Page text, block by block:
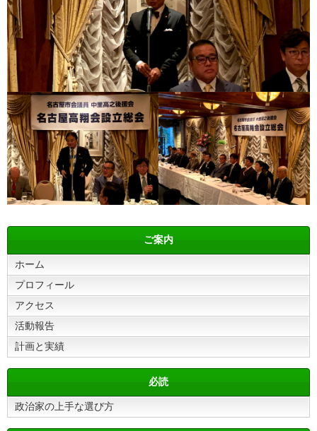
ご案内
ホーム
プロフィール
アクセス
活動報告
計画と実績
必読
政治家の上手な選び方